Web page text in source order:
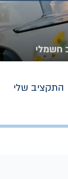
חשמלי
התקציב שלי